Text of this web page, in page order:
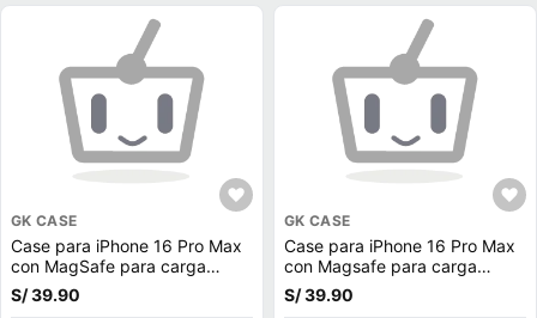
GK CASE
Case para iPhone 16 Pro Max
con MagSafe para carga
inalámbrica, rígido, mate
traslúcido azul
S/ 39.90
GK CASE
Case para iPhone 16 Pro Max
con Magsafe para carga
inalámbrica con soporte,
rígido, mate traslúcido negro
S/ 39.90